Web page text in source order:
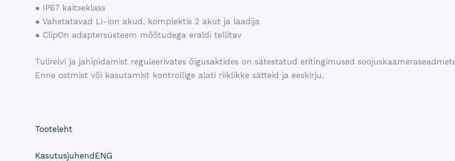
● IP67 kaitseklass
● Vahetatavad Li-ion akud, komplektis 2 akut ja laadija
● ClipOn adaptersüsteem mõõtudega eraldi tellitav
Tulirelvi ja jahipidamist reguleerivates õigusaktides on sätestatud eritingimused
Enne ostmist või kasutamist kontrollige alati riiklikke sätteid ja eeskirju.
Tooteleht
KasutusjuhendENG